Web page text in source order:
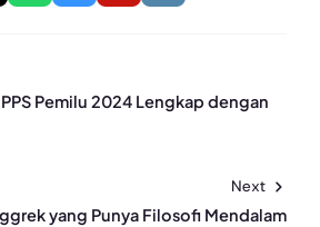
Pemilu 2024 Lengkap dengan
Next
yang Punya Filosofi Mendalam